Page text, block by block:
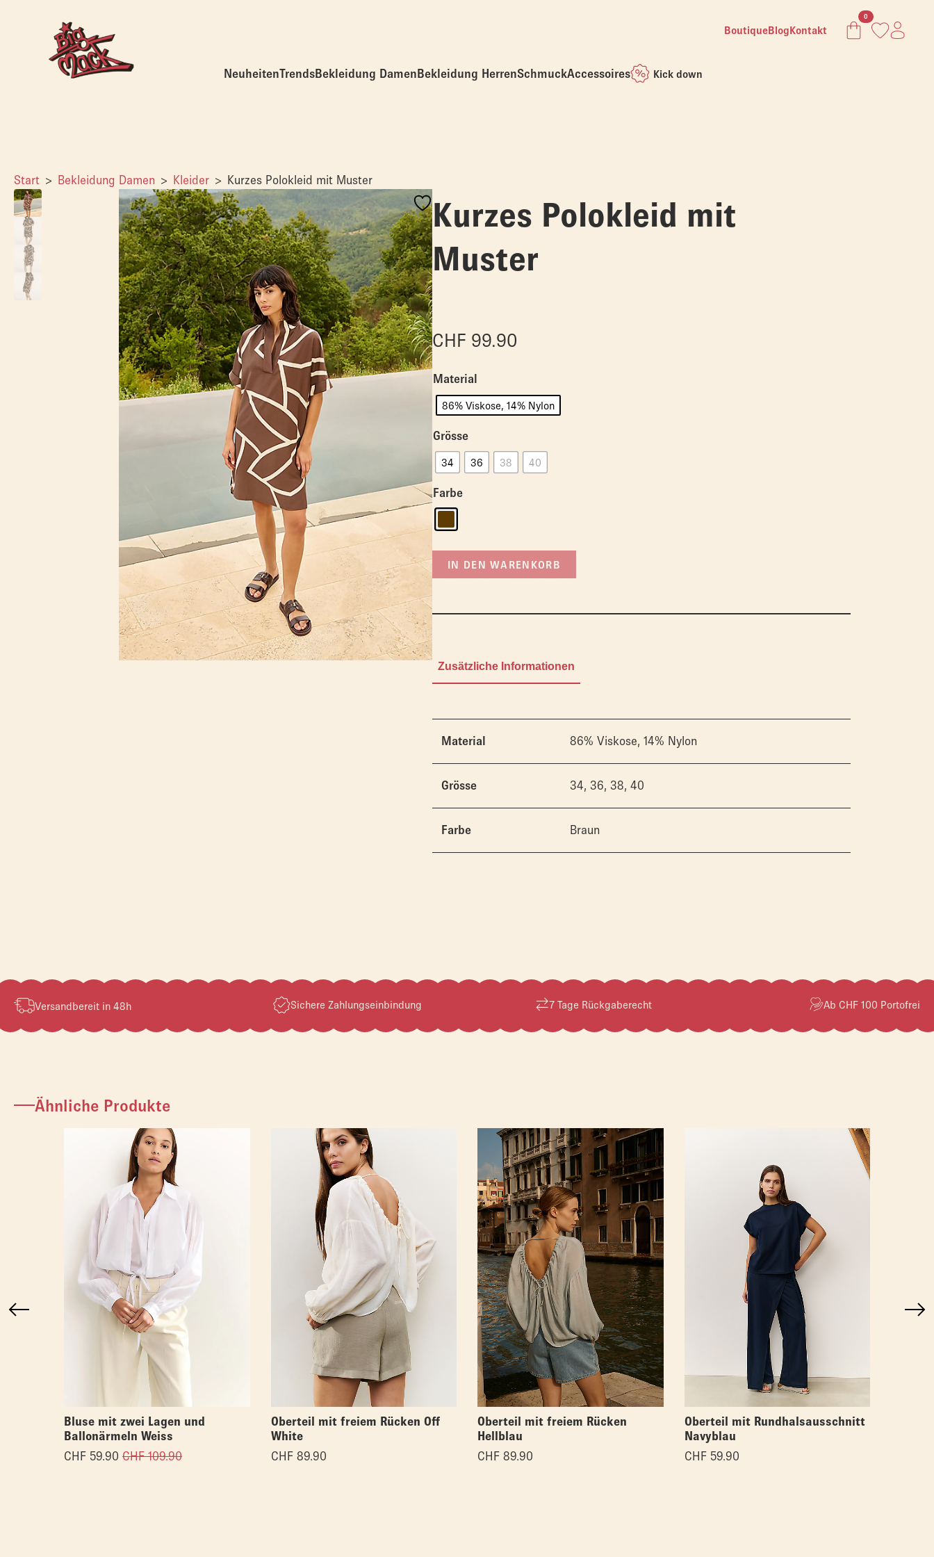
BoutiqueBlogKontakt
0
NeuheitenTrendsBekleidung DamenBekleidung HerrenSchmuckAccessoires Kick down
Start Bekleidung Damen Kleider Kurzes Polokleid mit Muster
Kurzes Polokleid mit
Muster
CHF 99.90
Material
86% Viskose, 14% Nylon
Grösse
34 36 38 40
Farbe
IN DEN WARENKORB
Zusätzliche Informationen
Material 86% Viskose, 14% Nylon
Grösse 34, 36, 38, 40
Farbe Braun
Versandbereit in 48h Sichere Zahlungseinbindung 7 Tage Rückgaberecht Ab CHF 100 Portofrei
Ähnliche Produkte
Bluse mit zwei Lagen und
Ballonärmeln Weiss
CHF109.90
CHF 59.90
Oberteil mit freiem Rücken Off
White
CHF89.90
Oberteil mit freiem Rücken
Hellblau
CHF 89.90
Oberteil mit Rundhalsausschnitt
Navyblau
CHF59.90